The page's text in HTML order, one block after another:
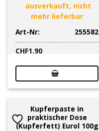
ausverkauft, nicht
mehr lieferbar
Art-Nr:
255582
CHF1.90
Kupferpaste in
praktischer Dose
(Kupferfett) Eurol 100g